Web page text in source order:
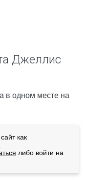
Джеллис
в одном месте на
как
либо войти на